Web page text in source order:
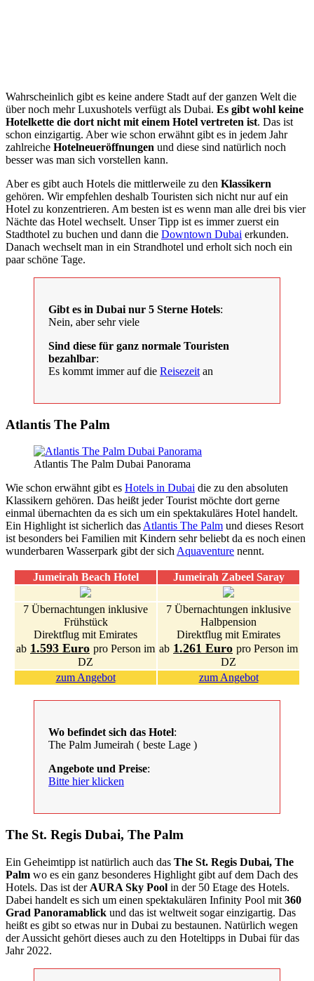
Wahrscheinlich gibt es keine andere Stadt auf der ganzen Welt die
über noch mehr Luxushotels verfügt als Dubai. Es gibt wohl keine
Hotelkette die dort nicht mit einem Hotel vertreten ist. Das ist
schon einzigartig. Aber wie schon erwähnt gibt es in jedem Jahr
zahlreiche Hotelneueröffnungen und diese sind natürlich noch
besser was man sich vorstellen kann.
Aber es gibt auch Hotels die mittlerweile zu den Klassikern
gehören. Wir empfehlen deshalb Touristen sich nicht nur auf ein
Hotel zu konzentrieren. Am besten ist es wenn man alle drei bis vier
Nächte das Hotel wechselt. Unser Tipp ist es immer zuerst ein
Stadthotel zu buchen und dann die Downtown Dubai erkunden.
Danach wechselt man in ein Strandhotel und erholt sich noch ein
paar schöne Tage.
Gibt es in Dubai nur 5 Sterne Hotels:
Nein, aber sehr viele
Sind diese für ganz normale Touristen
bezahlbar:
Es kommt immer auf die Reisezeit an
Atlantis The Palm
Atlantis The Palm Dubai Panorama
Wie schon erwähnt gibt es Hotels in Dubai die zu den absoluten
Klassikern gehören. Das heißt jeder Tourist möchte dort gerne
einmal übernachten da es sich um ein spektakuläres Hotel handelt.
Ein Highlight ist sicherlich dasAtlantis The Palm und dieses Resort
ist besonders bei Familien mit Kindern sehr beliebt da es noch einen
wunderbaren Wasserpark gibt der sichAquaventure nennt.
Jumeirah Beach Hotel Jumeirah Zabeel Saray
7 Übernachtungen inklusive
Frühstück
Direktflug mit Emirates
ab 1.593 Euro pro Person im
DZ
7 Übernachtungen inklusive
Halbpension
Direktflug mit Emirates
ab 1.261 Euro pro Person im
DZ
zum Angebot
zum Angebot
Wo befindet sich das Hotel:
The Palm Jumeirah ( beste Lage )
Angebote und Preise:
Bitte hier klicken
The St. Regis Dubai, The Palm
Ein Geheimtipp ist natürlich auch das The St. Regis Dubai, The
Palm wo es ein ganz besonderes Highlight gibt auf dem Dach des
Hotels. Das ist der AURA Sky Pool in der 50 Etage des Hotels.
Dabei handelt es sich um einen spektakulären Infinity Pool mit 360
Grad Panoramablick und das ist weltweit sogar einzigartig. Das
heißt es gibt so etwas nur in Dubai zu bestaunen. Natürlich wegen
der Aussicht gehört dieses auch zu den Hoteltipps in Dubai für das
Jahr 2022.